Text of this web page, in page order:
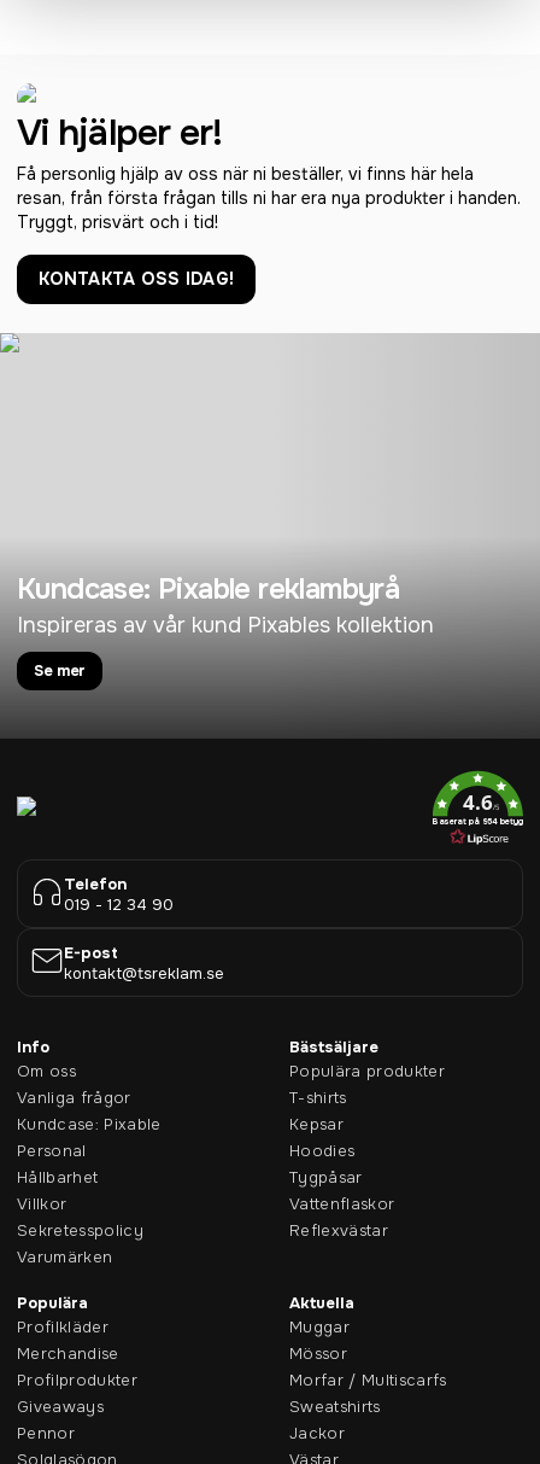
Vi hjälper er!
Få personlig hjälp av oss när ni beställer, vi finns här hela
resan, från första frågan tills ni har era nya produkter i handen.
Tryggt, prisvärt och i tid!
KONTAKTA OSS IDAG!
Kundcase: Pixable reklambyrå
Inspireras av vår kund Pixables kollektion
Se mer
4.6/5
Baserat på 954 betyg
Telefon
019 - 12 34 90
E-post
kontakt@tsreklam.se
Info
Om oss
Vanliga frågor
Kundcase: Pixable
Personal
Hållbarhet
Villkor
Sekretesspolicy
Varumärken
Bästsäljare
Populära produkter
T-shirts
Kepsar
Hoodies
Tygpåsar
Vattenflaskor
Reflexvästar
Populära
Profilkläder
Merchandise
Profilprodukter
Giveaways
Pennor
Solglasögon
Aktuella
Muggar
Mössor
Morfar / Multiscarfs
Sweatshirts
Jackor
Västar